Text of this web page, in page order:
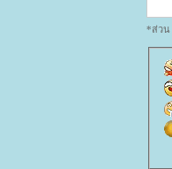
*ส่วน